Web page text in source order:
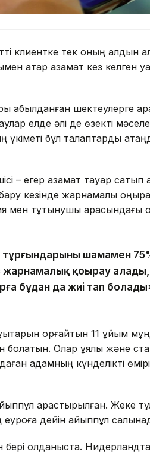
клиентке тек оның алдын
қатар азамат кез келген
қабылданған шектеулерге
елде әлі де өзекті
бұл талаптарды
– егер азамат тауар сатып
кезінде жарнамалық
мен тұтынушы арасындағы
тұрғындарының шамамен
жарнамалық қоңырау
бұдан да жиі тап
қорғайтын 11 ұйым
болатын. Олар ұялы және
адамның күнделікті
қарастырылған. Жеке
дейін айыппұл
қолданыста. Нидерландта